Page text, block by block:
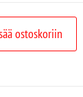
ostoskoriin